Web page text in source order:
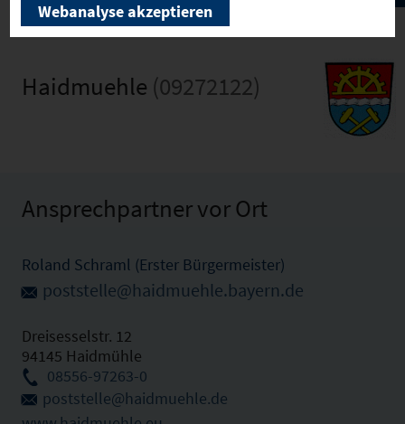
Haidmuehle (09272122)
Ansprechpartner vor Ort
Roland Schraml (Erster Bürgermeister)
poststelle@haidmuehle.bayern.de
Dreisesselstr. 12
94145 Haidmühle
08556-97263-0
poststelle@haidmuehle.de
Webanalyse akzeptieren